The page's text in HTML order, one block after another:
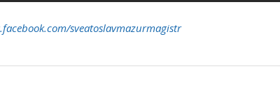
sveatoslavmazurmagistr